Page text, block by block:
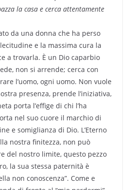
la casa e cerca attentamente
da una donna che ha perso
e la massima cura la
a trovarla. È un Dio caparbio
non si arrende; cerca con
l’uomo, ogni uomo. Non vuole
presenza, prende l’iniziativa,
porta l’effige di chi l’ha
nel suo cuore il marchio di
e somiglianza di Dio. L’Eterno
nostra finitezza, non può
del nostro limite, questo pezzo
la sua stessa paternità è
non conoscenza”. Come e